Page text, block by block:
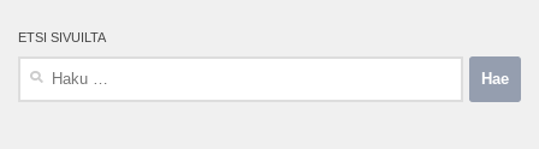
ETSI SIVUILTA